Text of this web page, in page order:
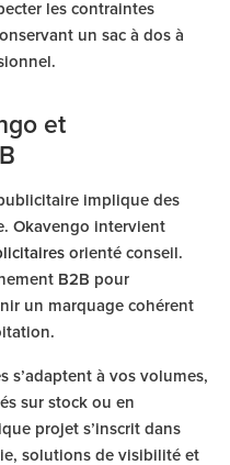
les contraintes
un sac à dos à
et
implique des
Okavengo intervient
orienté conseil.
B2B pour
un marquage cohérent
s’adaptent à vos volumes,
sur stock ou en
projet s’inscrit dans
solutions de visibilité et